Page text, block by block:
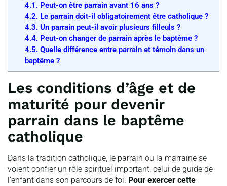
4.1. Peut-on être parrain avant 16 ans ?
4.2. Le parrain doit-il obligatoirement être catholique ?
4.3. Un parrain peut-il avoir plusieurs filleuls ?
4.4. Peut-on changer de parrain après le baptême ?
4.5. Quelle différence entre parrain et témoin dans un
baptême ?
Les conditions d’âge et de
maturité pour devenir
parrain dans le baptême
catholique
Dans la tradition catholique, le parrain ou la marraine se
voient confier un rôle spirituel important, celui de guide de
l’enfant dans son parcours de foi. Pour exercer cette